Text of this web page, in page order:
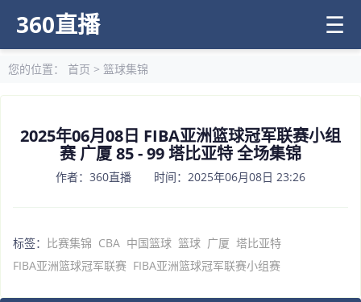
360直播 ☰
您的位置： 首页 > 篮球集锦
2025年06月08日 FIBA亚洲篮球冠军联赛小组
赛 广厦 85 - 99 塔比亚特 全场集锦
作者：360直播 时间：2025年06月08日 23:26
标签： 比赛集锦 CBA 中国篮球 篮球 广厦 塔比亚特
FIBA亚洲篮球冠军联赛 FIBA亚洲篮球冠军联赛小组赛